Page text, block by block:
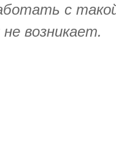
с
возникает.